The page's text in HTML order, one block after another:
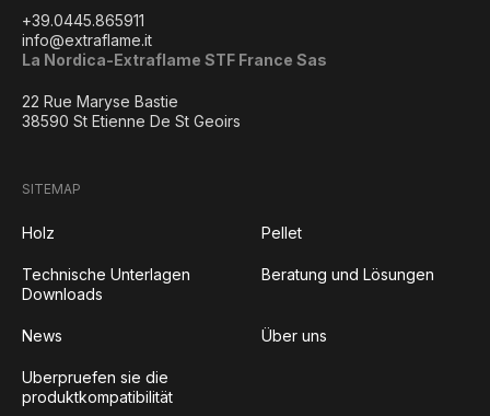
+39.0445.865911
info@extraflame.it
La Nordica-Extraflame STF France Sas
22 Rue Maryse Bastie
38590 St Etienne De St Geoirs
SITEMAP
Holz Pellet
Technische Unterlagen
Downloads
Beratung und Lösungen
News Über uns
Uberpruefen sie die
produktkompatibilität